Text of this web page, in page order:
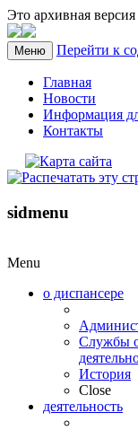
Это архивная версия
Меню Перейти к
Главная
Новости
Информация
Контакты
sidmenu
Menu
о диспансере
Службы
История
Close
деятельность